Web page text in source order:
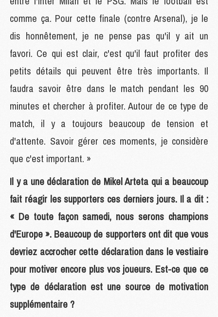
comme ça. Pour cette finale (contre Arsenal), je le
dis honnêtement, je ne pense pas qu'il y ait un
favori. Ce qui est clair, c'est qu'il faut profiter des
petits détails qui peuvent être très importants. Il
faudra savoir être dans le match pendant les 90
minutes et chercher à profiter. Autour de ce type de
match, il y a toujours beaucoup de tension et
d'attente. Savoir gérer ces moments, je considère
que c'est important. »
Il y a une déclaration de Mikel Arteta qui a beaucoup
fait réagir les supporters ces derniers jours. Il a dit :
« De toute façon samedi, nous serons champions
d'Europe ». Beaucoup de supporters ont dit que vous
devriez accrocher cette déclaration dans le vestiaire
pour motiver encore plus vos joueurs. Est-ce que ce
type de déclaration est une source de motivation
supplémentaire ?